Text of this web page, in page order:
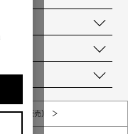
（店頭販売）